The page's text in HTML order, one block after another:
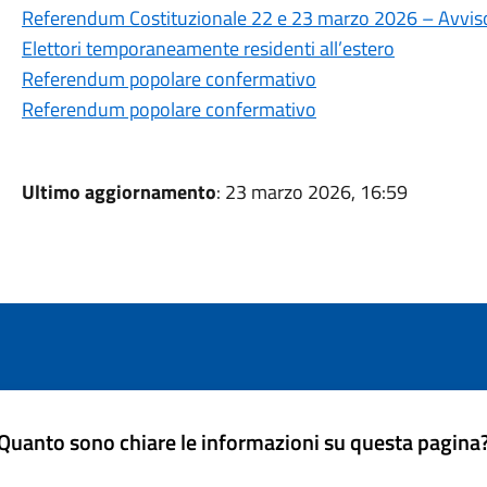
Referendum Costituzionale 22 e 23 marzo 2026 –
Elettori temporaneamente residenti all’estero
Referendum popolare confermativo
Referendum popolare confermativo
Ultimo aggiornamento: 23 marzo 2026, 16:59
sono chiare le informazioni su questa